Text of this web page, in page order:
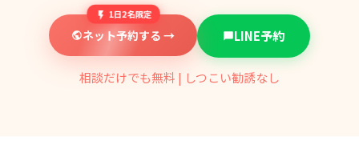
1日2名限定
ネット予約する → LINE予約
相談だけでも無料 | しつこい勧誘なし